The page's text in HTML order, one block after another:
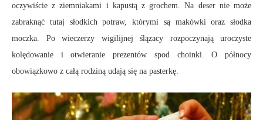
oczywiście z ziemniakami i kapustą z grochem. Na deser nie może
zabraknąć tutaj słodkich potraw, którymi są makówki oraz słodka
moczka. Po wieczerzy wigilijnej ślązacy rozpoczynają uroczyste
kolędowanie i otwieranie prezentów spod choinki. O północy
obowiązkowo z całą rodziną udają się na pasterkę.